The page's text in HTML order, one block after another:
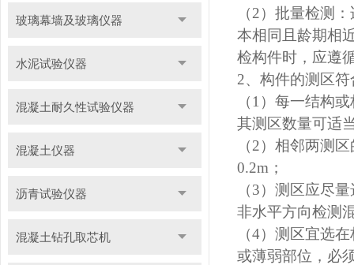
玻璃幕墙及玻璃仪器
水泥试验仪器
混凝土耐久性试验仪器
混凝土仪器
沥青试验仪器
混凝土钻孔取芯机
（2）批量检测
本相同且龄期相
检构件时，应遵
2、构件的测区
（1）每一结构
其测区数量可适
（2）相邻两测
0.2m；
（3）测区应尽
非水平方向检测
（4）测区宜选
或薄弱部位，必